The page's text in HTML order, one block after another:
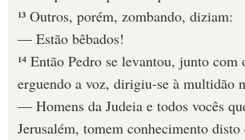
¹³ Outros, porém, zombando, diziam:
— Estão bêbados!
¹⁴ Então Pedro se levantou, junto com
erguendo a voz, dirigiu-se à multidão
— Homens da Judeia e todos vocês
Jerusalém, tomem conhecimento disto